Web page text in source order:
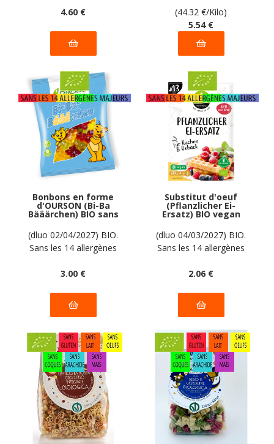
4.60 €
(44.32 €/Kilo)
5.54 €
Bonbons en forme
d'OURSON (Bi-Ba
Bääärchen) BIO sans
allergènes Biobon :
100g
(dluo 02/04/2027) BIO.
Sans les 14 allergènes
3.00 €
Substitut d'oeuf
(Pflanzlicher Ei-
Ersatz) BIO vegan
sans allergènes
AGAVA : 20 grammes
(dluo 04/03/2027) BIO.
Sans les 14 allergènes
2.06 €